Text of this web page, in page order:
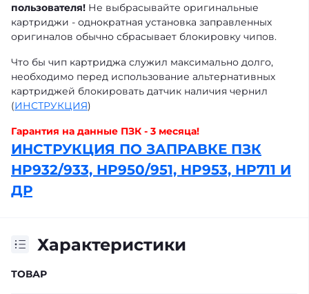
пользователя! Не выбрасывайте оригинальные
картриджи - однократная установка заправленных
оригиналов обычно сбрасывает блокировку чипов.
Что бы чип картриджа служил максимально долго,
необходимо перед использование альтернативных
картриджей блокировать датчик наличия чернил
(ИНСТРУКЦИЯ)
Гарантия на данные ПЗК - 3 месяца!
ИНСТРУКЦИЯ ПО ЗАПРАВКЕ ПЗК
HP932/933, HP950/951, HP953, HP711 И
ДР
Характеристики
ТОВАР